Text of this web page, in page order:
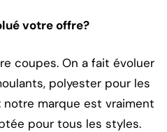
votre offre?
coupes. On a fait évoluer
polyester pour les
notre marque est vraiment
pour tous les styles.